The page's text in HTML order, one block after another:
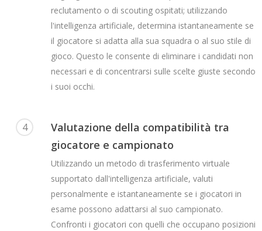
reclutamento o di scouting ospitati; utilizzando
l'intelligenza artificiale, determina istantaneamente se
il giocatore si adatta alla sua squadra o al suo stile di
gioco. Questo le consente di eliminare i candidati non
necessari e di concentrarsi sulle scelte giuste secondo
i suoi occhi.
4
Valutazione della compatibilità tra
giocatore e campionato
Utilizzando un metodo di trasferimento virtuale
supportato dall'intelligenza artificiale, valuti
personalmente e istantaneamente se i giocatori in
esame possono adattarsi al suo campionato.
Confronti i giocatori con quelli che occupano posizioni